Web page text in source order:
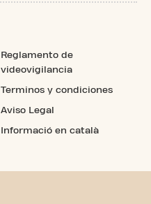
Reglamento de
videovigilancia
Terminos y condiciones
Aviso Legal
Informació en català